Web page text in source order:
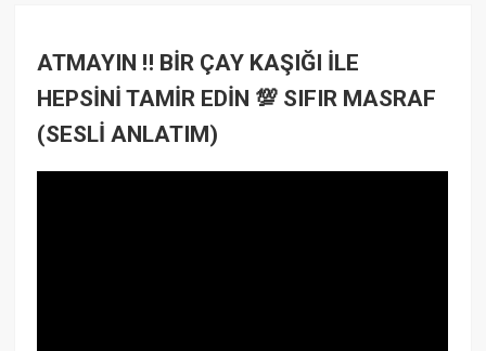
ATMAYIN ‼️ BİR ÇAY KAŞIĞI İLE
HEPSİNİ TAMİR EDİN 💯 SIFIR MASRAF
(SESLİ ANLATIM)